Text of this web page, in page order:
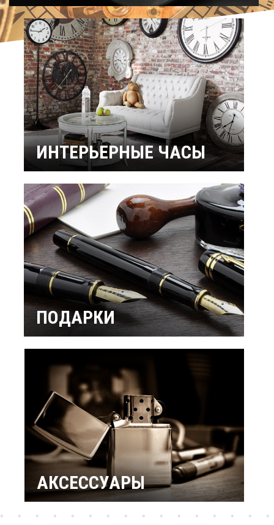
Спортивные Керамические
Механические
На ремешке
С
бриллиантами
Титановые
Хронографы
ИНТЕРЬЕРНЫЕ ЧАСЫ
Будильники
Бренды
ПОДАРКИ
Повод / Событие
Зодиака
Подарок ребенку
Подарки по
профессиям и
увлечениям
Подарочный
сертификат
АКСЕССУАРЫ